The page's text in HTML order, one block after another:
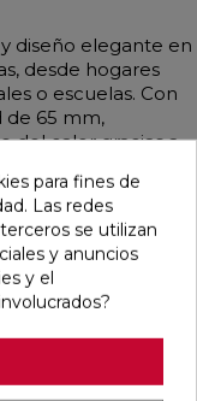
diseño elegante en
desde hogares
o escuelas. Con
de 65 mm,
del calor gracias a
o
medidas con
elemento
purgador y tapón.
Irsap.
para fines de
Las redes
se utilizan
y anuncios
y el